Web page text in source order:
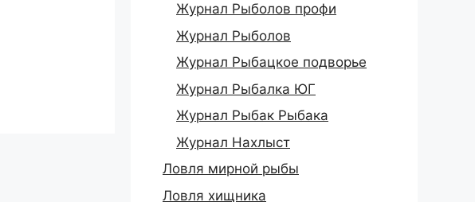
Журнал Рыболов профи
Журнал Рыболов
Журнал Рыбацкое подворье
Журнал Рыбалка ЮГ
Журнал Рыбак Рыбака
Журнал Нахлыст
Ловля мирной рыбы
Ловля хищника